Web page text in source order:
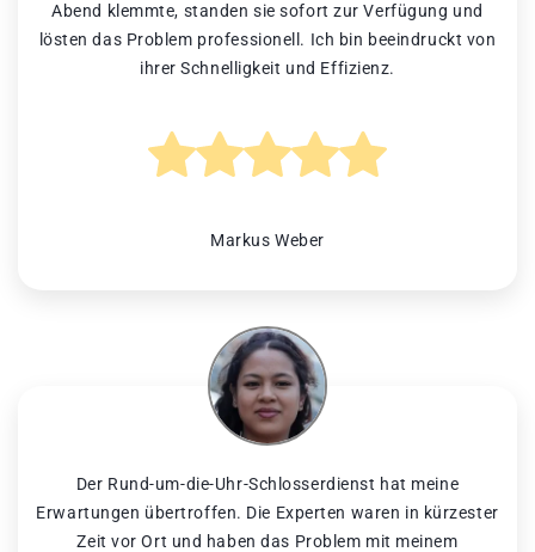
Abend klemmte, standen sie sofort zur Verfügung und
lösten das Problem professionell. Ich bin beeindruckt von
ihrer Schnelligkeit und Effizienz.
Markus Weber
Der Rund-um-die-Uhr-Schlosserdienst hat meine
Erwartungen übertroffen. Die Experten waren in kürzester
Zeit vor Ort und haben das Problem mit meinem